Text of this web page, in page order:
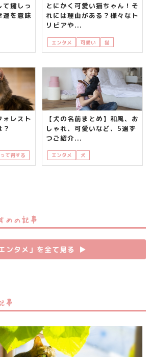
鍵しっ
運を意味
とにかく可愛い猫ちゃん！そ
れには理由がある？様々なト
リビアや...
エンタメ 可愛い 猫
ォレスト
て得する
【犬の名前まとめ】和風、お
しゃれ、可愛いなど、5選ず
つご紹介...
エンタメ 犬
めの記事
ンタメ」を全て見る ▶︎
事